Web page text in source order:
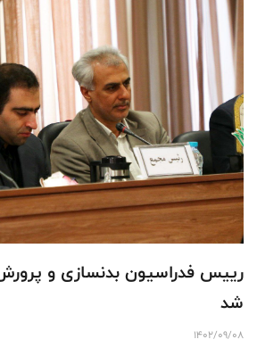
رييس فدراسيون بدنسازى و
شد
1402/09/08